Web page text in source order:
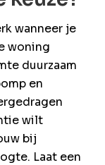
wanneer je
woning
duurzaam
en
wilt
bij
Laat een